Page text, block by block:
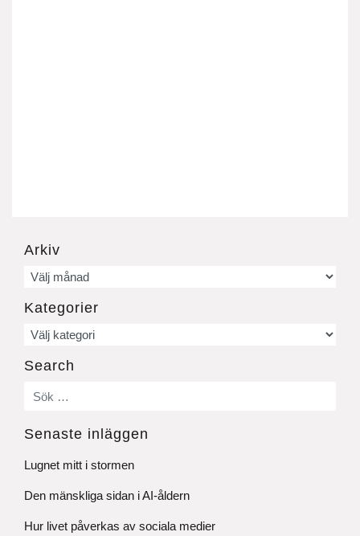
Arkiv
Arkiv
Kategorier
Kategorier
Search
Senaste inläggen
Lugnet mitt i stormen
Den mänskliga sidan i AI-åldern
Hur livet påverkas av sociala medier